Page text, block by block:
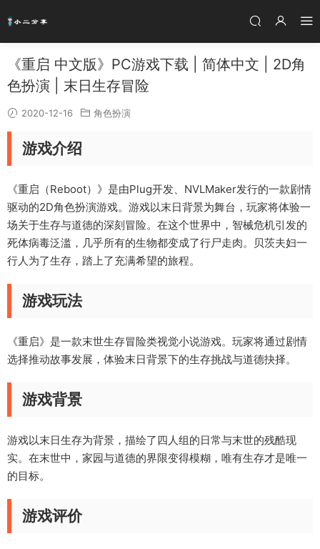
《重启 中文版》PC游戏下载 | 简体中文 | 2D角
色扮演 | 末日生存冒险
2020-12-16 角色扮演
游戏介绍
《重启（Reboot）》是由Plug开发、NVLMaker发行的一款剧情
驱动的2D角色扮演游戏。游戏以末日背景为舞台，玩家将体验一
场关于生存与道德的深刻冒险。在这个世界中，智械危机引发的
死体病毒泛滥，几乎所有的生物都变成了行尸走肉。贝茨夫妇一
行人为了生存，踏上了充满希望的旅程。
游戏玩法
《重启》是一款末世生存冒险类视觉小说游戏。玩家将通过剧情
选择推动故事发展，体验末日背景下的生存挑战与道德抉择。
游戏背景
游戏以末日生存为背景，描绘了四人组的日常与末世的残酷现
实。在末世中，家园与道德的界限变得模糊，唯有生存才是唯一
的目标。
游戏评价